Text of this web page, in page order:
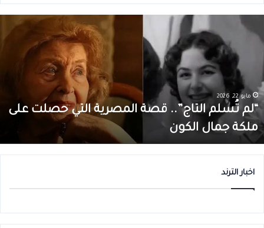
تُسلم
التاج”..
المصرية
التي
حصلت
على
ملكة
جمال
الكون
مايو 22, 2026
“لم تُسلم التاج”.. قصة المصرية التي حصلت على
ملكة جمال الكون
اخبار الترند